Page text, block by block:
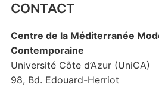
CONTACT
Centre de la Méditerranée
Contemporaine
Université Côte d’Azur (UniCA)
98, Bd. Edouard-Herriot